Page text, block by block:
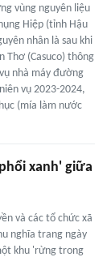
vùng nguyên liệu
Hiệp (tỉnh Hậu
nhân là sau khi
Thơ (Casuco) thông
nhà máy đường
vụ 2023-2024,
(mía làm nước
xanh' giữa
và các tổ chức xã
nghĩa trang ngày
khu 'rừng trong